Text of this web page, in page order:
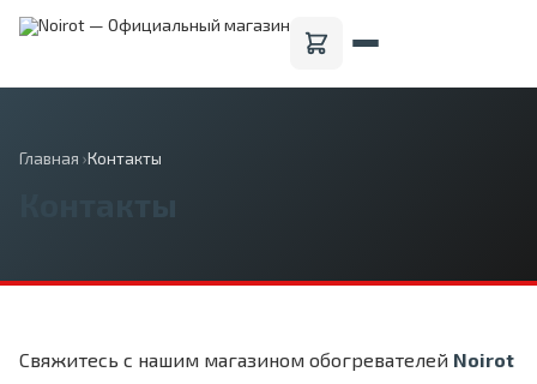
Главная ›Контакты
Свяжитесь с нашим магазином обогревателей Noirot